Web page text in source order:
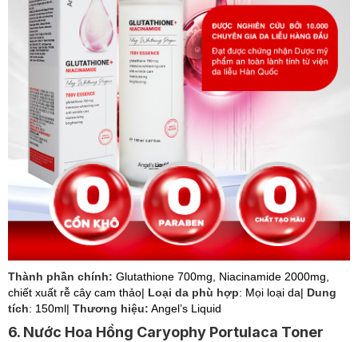
Thành phần chính: Glutathione 700mg, Niacinamide 2000mg,
chiết xuất rễ cây cam thảo| Loại da phù hợp: Mọi loại da| Dung
tích: 150ml| Thương hiệu: Angel’s Liquid
6. Nước Hoa Hồng Caryophy Portulaca Toner